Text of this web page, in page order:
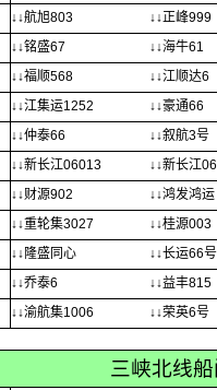
↓↓航旭803 ↓↓正峰999
↓↓铭盛67 ↓↓海牛61
↓↓福顺568 ↓↓江顺达6
↓↓江集运1252 ↓↓豪通66
↓↓仲泰66 ↓↓叙航3号
↓↓新长江06013 ↓↓新长江
↓↓财源902 ↓↓鸿发鸿运
↓↓重轮集3027 ↓↓桂源003
↓↓隆盛同心 ↓↓长运66号
↓↓乔泰6 ↓↓益丰815
↓↓渝航集1006 ↓↓荣英6号
三峡北线